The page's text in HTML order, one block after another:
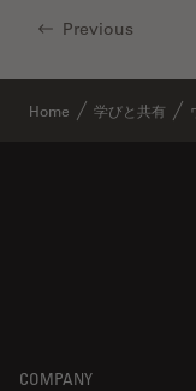
Previous
Home 学びと共有
COMPANY